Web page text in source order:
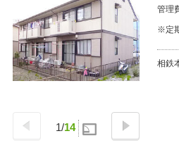
1/14
管理
※定
相鉄